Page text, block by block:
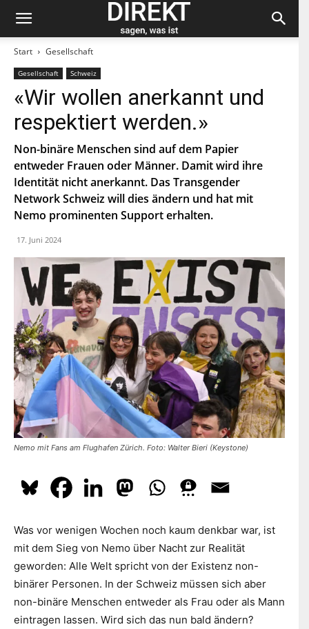
Start Gesellschaft
Gesellschaft Schweiz
«Wir wollen anerkannt und
respektiert werden.»
Non-binäre Menschen sind auf dem Papier
entweder Frauen oder Männer. Damit wird ihre
Identität nicht anerkannt. Das Transgender
Network Schweiz will dies ändern und hat mit
Nemo prominenten Support erhalten.
17. Juni 2024
Nemo mit Fans am Flughafen Zürich. Foto: Walter Bieri (Keystone)
Was vor wenigen Wochen noch kaum denkbar war, ist
mit dem Sieg von Nemo über Nacht zur Realität
geworden: Alle Welt spricht von der Existenz non-
binärer Personen. In der Schweiz müssen sich aber
non-binäre Menschen entweder als Frau oder als Mann
eintragen lassen. Wird sich das nun bald ändern?
Bleiben Sie auf dem neuesten Stand und
abonnieren Sie unseren «direkt»-Newsletter.
o
r
n
a
m
e
N
a
c
n
m
E
M
iP
L
Z
Indem Du Dich zum Newsletter einschreibst, stimmst Du
zu, dass die SP Dich auf dem Laufenden halten darf. Mehr
dazuhier.
ABONNIEREN